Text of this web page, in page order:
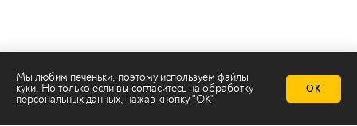
Мы любим печеньки, поэтому используем файлы
куки. Но только если вы согласитесь на обработку
персональных данных, нажав кнопку "ОК"
ОК